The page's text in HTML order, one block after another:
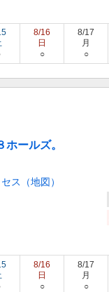
8/16
日
○
8/17
月
○
ールズ。
ス（地図）
8/16
日
○
8/17
月
○